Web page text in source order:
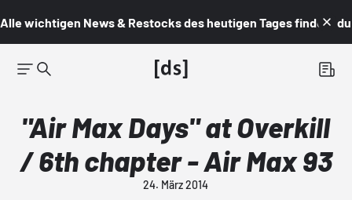
Alle wichtigen News & Restocks des heutigen Tages findest du
"Air Max Days" at Overkill
/ 6th chapter - Air Max 93
24. März 2014